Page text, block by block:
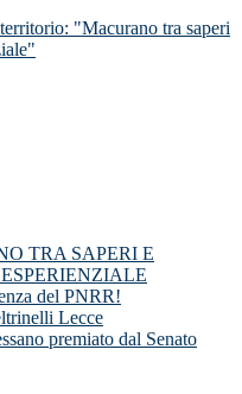
"Macurano tra saperi
TRA SAPERI E
del PNRR!
Lecce
premiato dal Senato